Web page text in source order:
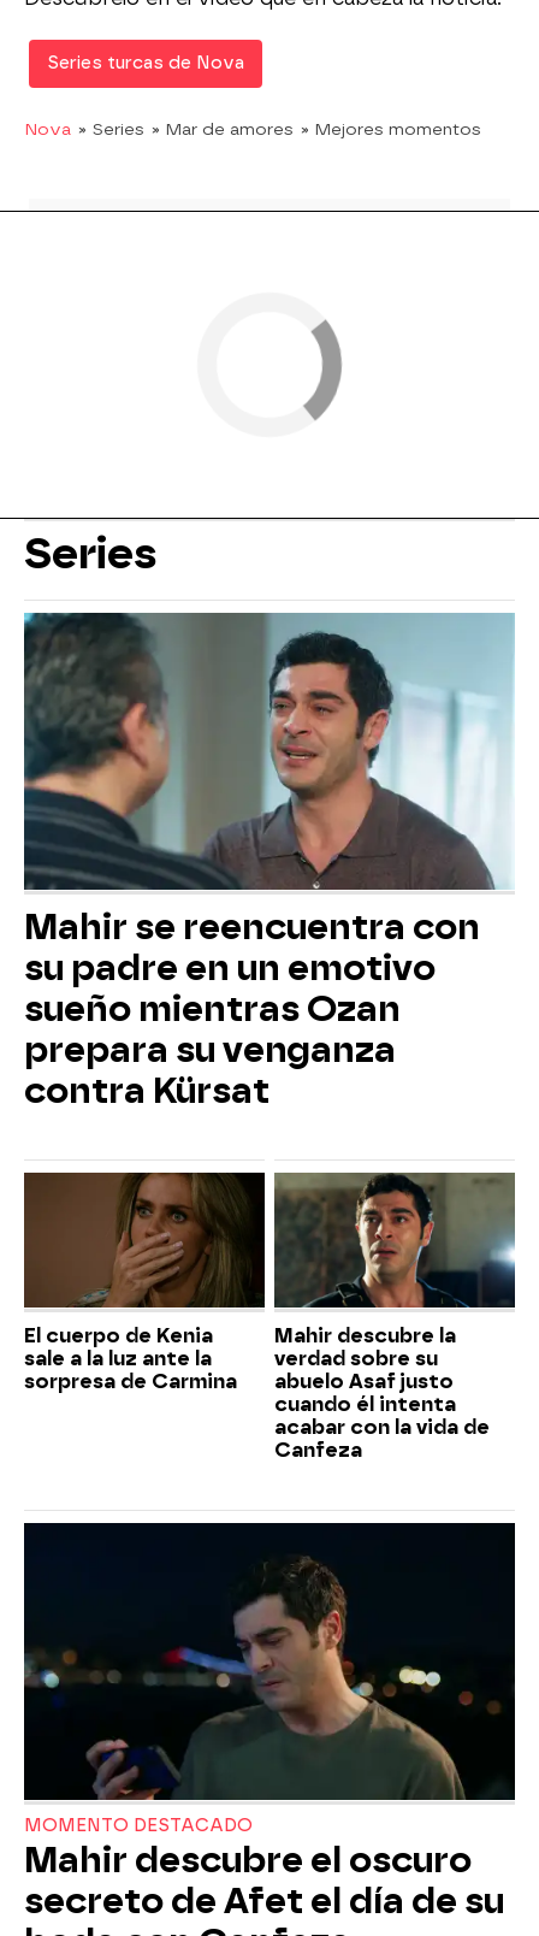
Series turcas de Nova
Nova » Series » Mar de amores » Mejores momentos
Series
Mahir se reencuentra con
su padre en un emotivo
sueño mientras Ozan
prepara su venganza
contra Kürsat
El cuerpo de Kenia
sale a la luz ante la
sorpresa de Carmina
Mahir descubre la
verdad sobre su
abuelo Asaf justo
cuando él intenta
acabar con la vida de
Canfeza
MOMENTO DESTACADO
Mahir descubre el oscuro
secreto de Afet el día de su